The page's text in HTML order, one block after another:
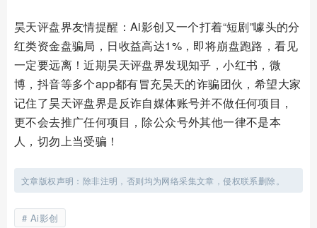
昊天评盘界友情提醒：Ai影创又一个打着“短剧”噱头的分
红类资金盘骗局，日收益高达1%，即将崩盘跑路，看见
一定要远离！近期昊天评盘界发现知乎，小红书，微
博，抖音等多个app都有冒充昊天的诈骗团伙，希望大家
记住了昊天评盘界是反诈自媒体账号并不做任何项目，
更不会去推广任何项目，除公众号外其他一律不是本
人，切勿上当受骗！
文章版权声明：除非注明，否则均为网络采集文章，侵权联系删除。
Ai影创